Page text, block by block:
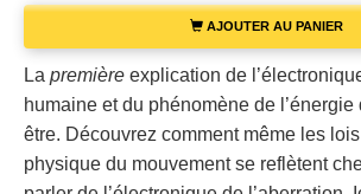
AJOUTER AU PANIER
La première explication de
humaine et du phénomène de
être. Découvrez comment même les
physique du mouvement se reflètent